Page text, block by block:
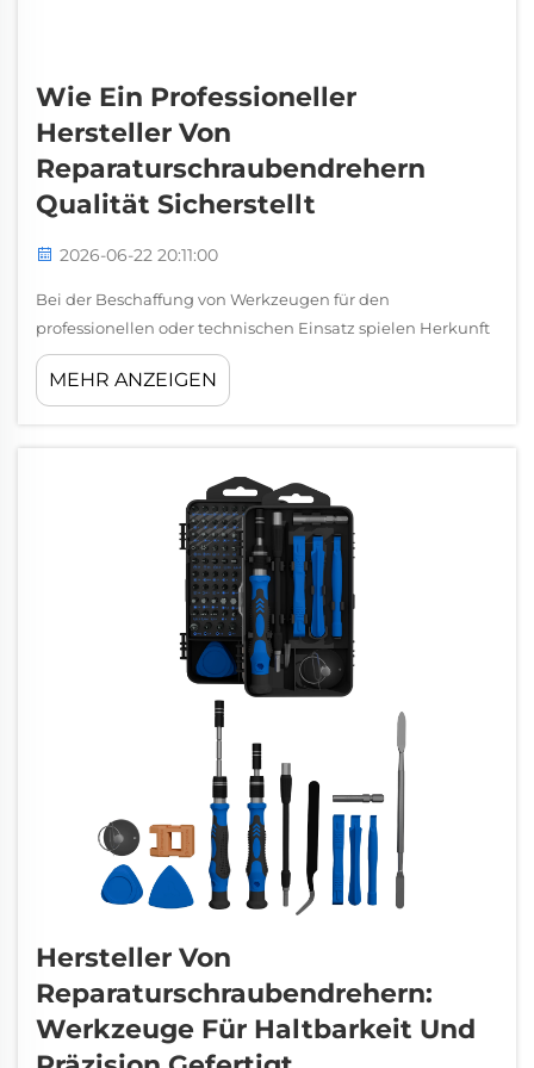
Wie Ein Professioneller
Hersteller Von
Reparaturschraubendrehern
Qualität Sicherstellt
2026-06-22 20:11:00
Bei der Beschaffung von Werkzeugen für den
professionellen oder technischen Einsatz spielen Herkunft
und Produktionsintegrität dieser Werkzeuge eine
entscheidende Rolle. Ein renommierter Hersteller von
MEHR ANZEIGEN
Hersteller Von
Reparaturschraubendrehern:
Werkzeuge Für Haltbarkeit Und